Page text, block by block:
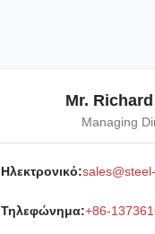
Mr.
Managing
Ηλεκτρονικό:
Τηλεφώνημα:+86-